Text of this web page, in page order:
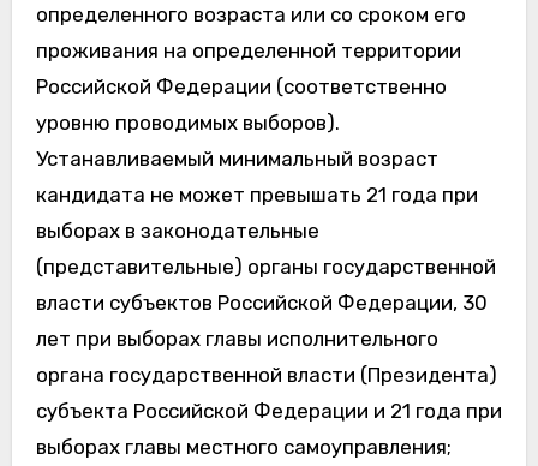
определенного возраста или со сроком его
проживания на определенной территории
Российской Федерации (соответственно
уровню проводимых выборов).
Устанавливаемый минимальный возраст
кандидата не может превышать 21 года при
выборах в законодательные
(представительные) органы государственной
власти субъектов Российской Федерации, 30
лет при выборах главы исполнительного
органа государственной власти (Президента)
субъекта Российской Федерации и 21 года при
выборах главы местного самоуправления;